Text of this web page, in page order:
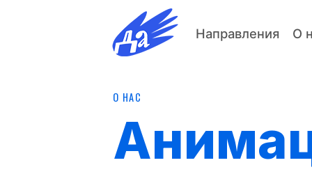
Направления О
О НАС